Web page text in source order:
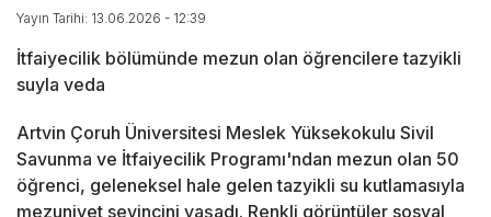
Yayın Tarihi: 13.06.2026 - 12:39
İtfaiyecilik bölümünde mezun olan öğrencilere tazyikli
suyla veda
Artvin Çoruh Üniversitesi Meslek Yüksekokulu Sivil
Savunma ve İtfaiyecilik Programı'ndan mezun olan 50
öğrenci, geleneksel hale gelen tazyikli su kutlamasıyla
mezuniyet sevincini yaşadı. Renkli görüntüler sosyal